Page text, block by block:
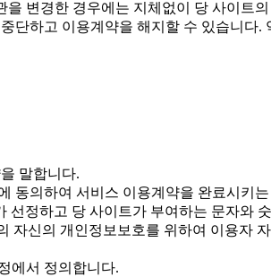
변경한 경우에는 지체없이 당 사이트
단하고 이용계약을 해지할 수 있습니
말합니다.
동의하여 서비스 이용계약을 완료시키는
정하고 당 사이트가 부여하는 문자와
자신의 개인정보보호를 위하여 이용자
에서 정의합니다.